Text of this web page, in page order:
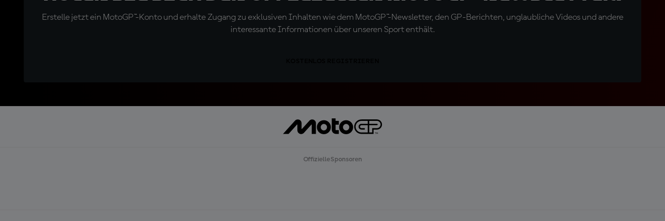
Erstelle jetzt ein MotoGP™-Konto und erhalte Zugang zu exklusiven Inhalten wie dem MotoGP™-Newsletter, den GP-Berichten, unglaubliche Videos und andere
interessante Informationen über unseren Sport enthält.
Offizielle Sponsoren